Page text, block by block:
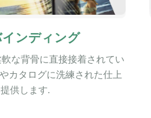
ンディング
な背骨に直接接着されてい
カタログに洗練された仕上
供します.